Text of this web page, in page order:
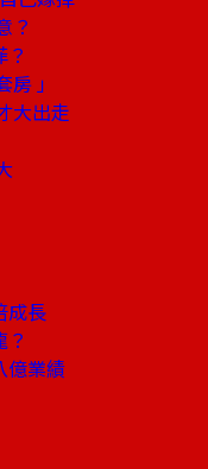
？
」
大出走
成長
億業績